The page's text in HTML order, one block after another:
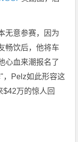
无意参赛，因为
畅饮后，他将车
心血来潮报名了
，Pelz如此形容这
$42万的惊人回